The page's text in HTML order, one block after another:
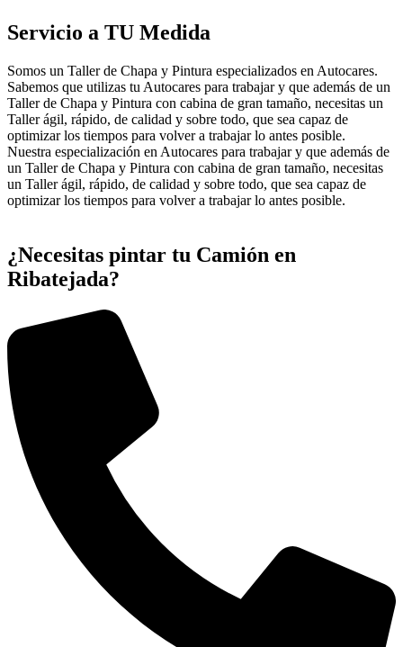
Servicio a TU Medida
Somos un Taller de Chapa y Pintura especializados en Autocares.
Sabemos que utilizas tu Autocares para trabajar y que además de un
Taller de Chapa y Pintura con cabina de gran tamaño, necesitas un
Taller ágil, rápido, de calidad y sobre todo, que sea capaz de
optimizar los tiempos para volver a trabajar lo antes posible.
Nuestra especialización en Autocares para trabajar y que además de
un Taller de Chapa y Pintura con cabina de gran tamaño, necesitas
un Taller ágil, rápido, de calidad y sobre todo, que sea capaz de
optimizar los tiempos para volver a trabajar lo antes posible.
¿Necesitas pintar tu Camión en
Ribatejada?